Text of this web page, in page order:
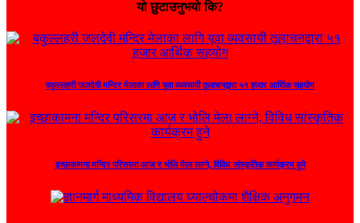
यो छुटाउनुभयो कि?
बकुल्लहरी जलदेवी मन्दिर मेलाका लागि यूवा व्यवसायी तूलाचनद्वारा ५१ हजार आर्थिक सहयोग
इच्छाकामना मन्दिर परिसरमा आज र भोलि मेला लाग्ने, विविध सांस्कृतिक कार्यक्रम हुने